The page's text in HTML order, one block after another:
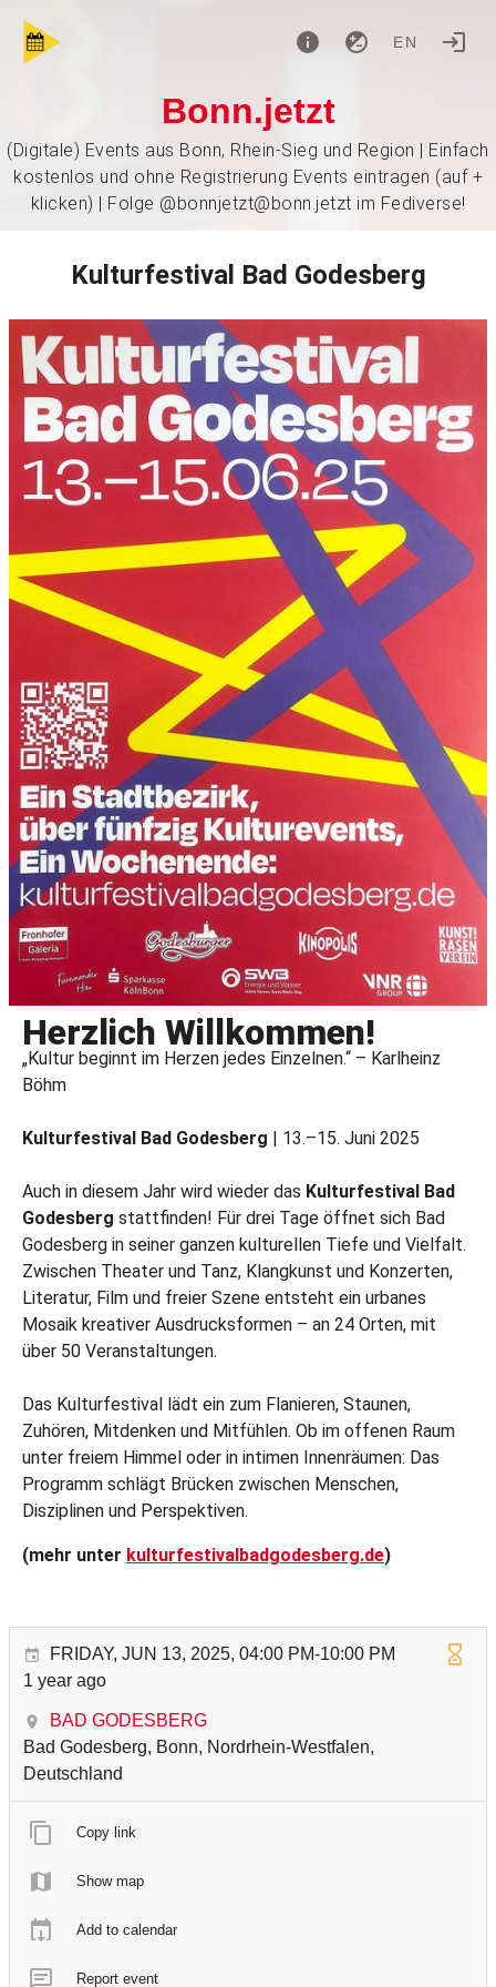
EN
Bonn.jetzt
(Digitale) Events aus Bonn, Rhein-Sieg und Region | Einfach
kostenlos und ohne Registrierung Events eintragen (auf +
klicken) | Folge @bonnjetzt@bonn.jetzt im Fediverse!
Kulturfestival Bad Godesberg
Herzlich Willkommen!
„Kultur beginnt im Herzen jedes Einzelnen.“ – Karlheinz
Böhm
Kulturfestival Bad Godesberg | 13.–15. Juni 2025
Auch in diesem Jahr wird wieder das Kulturfestival Bad
Godesberg stattfinden! Für drei Tage öffnet sich Bad
Godesberg in seiner ganzen kulturellen Tiefe und Vielfalt.
Zwischen Theater und Tanz, Klangkunst und Konzerten,
Literatur, Film und freier Szene entsteht ein urbanes
Mosaik kreativer Ausdrucksformen – an 24 Orten, mit
über 50 Veranstaltungen.
Das Kulturfestival lädt ein zum Flanieren, Staunen,
Zuhören, Mitdenken und Mitfühlen. Ob im offenen Raum
unter freiem Himmel oder in intimen Innenräumen: Das
Programm schlägt Brücken zwischen Menschen,
Disziplinen und Perspektiven.
(mehr unter kulturfestivalbadgodesberg.de)
FRIDAY, JUN 13, 2025, 04:00 PM-10:00 PM
1 year ago
BAD GODESBERG
Bad Godesberg, Bonn, Nordrhein-Westfalen,
Deutschland
Copy link
Show map
Add to calendar
Report event